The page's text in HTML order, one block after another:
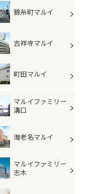
錦糸町マルイ
吉祥寺マルイ
町田マルイ
マルイファミリー
溝口
海老名マルイ
マルイファミリー
志木